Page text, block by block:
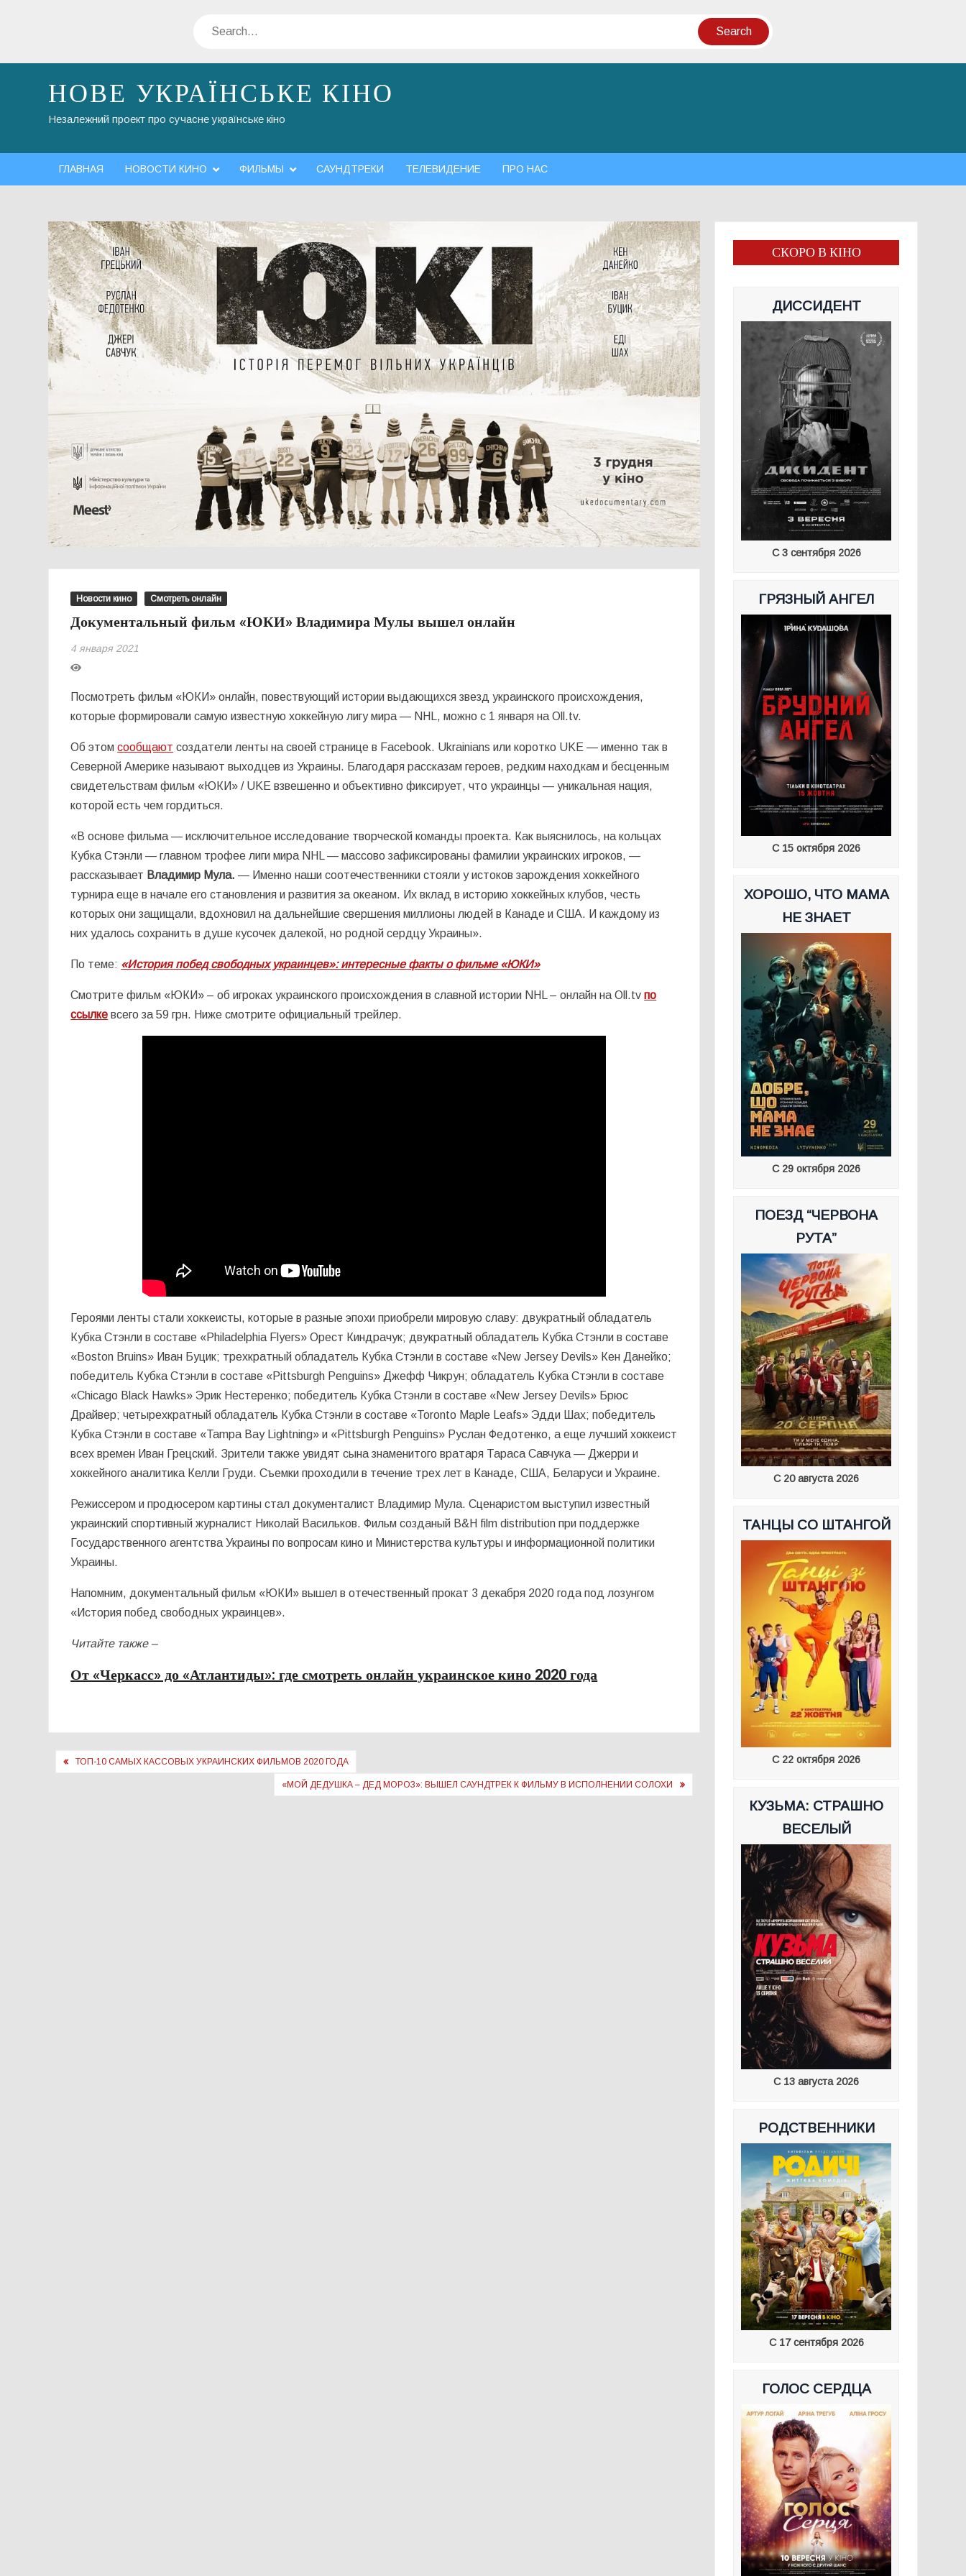
Search
НОВЕ УКРАЇНСЬКЕ КІНО
Незалежний проект про сучасне українське кіно
ГЛАВНАЯ НОВОСТИ КИНО ФИЛЬМЫ САУНДТРЕКИ ТЕЛЕВИДЕНИЕ ПРО НАС
Новости кино Смотреть онлайн
Документальный фильм «ЮКИ» Владимира Мулы вышел онлайн
4 января 2021
Посмотреть фильм «ЮКИ» онлайн, повествующий истории выдающихся звезд украинского происхождения,
которые формировали самую известную хоккейную лигу мира — NHL, можно с 1 января на Oll.tv.
Об этомсообщают создатели ленты на своей странице в Facebook. Ukrainians или коротко UKE — именно так в
Северной Америке называют выходцев из Украины. Благодаря рассказам героев, редким находкам и бесценным
свидетельствам фильм «ЮКИ» / UKE взвешенно и объективно фиксирует, что украинцы — уникальная нация,
которой есть чем гордиться.
«В основе фильма — исключительное исследование творческой команды проекта. Как выяснилось, на кольцах
Кубка Стэнли — главном трофее лиги мира NHL — массово зафиксированы фамилии украинских игроков, —
рассказывает Владимир Мула. — Именно наши соотечественники стояли у истоков зарождения хоккейного
турнира еще в начале его становления и развития за океаном. Их вклад в историю хоккейных клубов, честь
которых они защищали, вдохновил на дальнейшие свершения миллионы людей в Канаде и США. И каждому из
них удалось сохранить в душе кусочек далекой, но родной сердцу Украины».
По теме: «История побед свободных украинцев»: интересные факты о фильме «ЮКИ»
Смотрите фильм «ЮКИ» – об игроках украинского происхождения в славной истории NHL – онлайн на Oll.tvпо
ссылке всего за 59 грн. Ниже смотрите официальный трейлер.
Героями ленты стали хоккеисты, которые в разные эпохи приобрели мировую славу: двукратный обладатель
Кубка Стэнли в составе «Philadelphia Flyers» Орест Киндрачук; двукратный обладатель Кубка Стэнли в составе
«Boston Bruins» Иван Буцик; трехкратный обладатель Кубка Стэнли в составе «New Jersey Devils» Кен Данейко;
победитель Кубка Стэнли в составе «Pittsburgh Penguins» Джефф Чикрун; обладатель Кубка Стэнли в составе
«Chicago Black Hawks» Эрик Нестеренко; победитель Кубка Стэнли в составе «New Jersey Devils» Брюс
Драйвер; четырехкратный обладатель Кубка Стэнли в составе «Toronto Maple Leafs» Эдди Шах; победитель
Кубка Стэнли в составе «Tampa Bay Lightning» и «Pittsburgh Penguins» Руслан Федотенко, а еще лучший хоккеист
всех времен Иван Грецский. Зрители также увидят сына знаменитого вратаря Тараса Савчука — Джерри и
хоккейного аналитика Келли Груди. Съемки проходили в течение трех лет в Канаде, США, Беларуси и Украине.
Режиссером и продюсером картины стал документалист Владимир Мула. Сценаристом выступил известный
украинский спортивный журналист Николай Васильков. Фильм созданый B&H film distribution при поддержке
Государственного агентства Украины по вопросам кино и Министерства культуры и информационной политики
Украины.
Напомним, документальный фильм «ЮКИ» вышел в отечественный прокат 3 декабря 2020 года под лозунгом
«История побед свободных украинцев».
Читайте также –
От «Черкасс» до «Атлантиды»: где смотреть онлайн украинское кино 2020 года
Навигация
ТОП-10 САМЫХ КАССОВЫХ УКРАИНСКИХ ФИЛЬМОВ 2020 ГОДА
«МОЙ ДЕДУШКА – ДЕД МОРОЗ»: ВЫШЕЛ САУНДТРЕК К ФИЛЬМУ В ИСПОЛНЕНИИ СОЛОХИ
СКОРО В КІНО
ДИССИДЕНТ
С 3 сентября 2026
ГРЯЗНЫЙ АНГЕЛ
С 15 октября 2026
ХОРОШО, ЧТО МАМА
НЕ ЗНАЕТ
С 29 октября 2026
ПОЕЗД “ЧЕРВОНА
РУТА”
С 20 августа 2026
ТАНЦЫ СО ШТАНГОЙ
С 22 октября 2026
КУЗЬМА: СТРАШНО
ВЕСЕЛЫЙ
С 13 августа 2026
РОДСТВЕННИКИ
С 17 сентября 2026
ГОЛОС СЕРДЦА